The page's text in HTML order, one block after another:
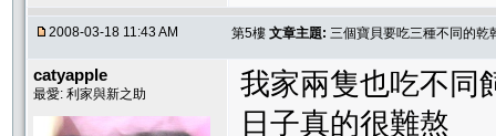
2008-03-18 11:43 AM 第5樓 文章主題: 三個寶貝要吃三種不同的乾
catyapple
最愛: 利家與新之助
我家兩隻也吃不同
日子真的很難熬